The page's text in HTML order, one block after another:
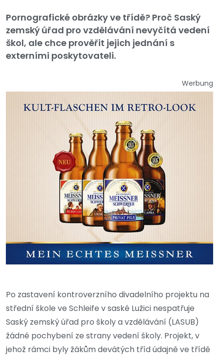
Pornografické obrázky ve třídě? Proč Saský
zemský úřad pro vzdělávání nevyčítá vedení
škol, ale chce prověřit jejich jednání s
externími poskytovateli.
Werbung
Po zastavení kontroverzního divadelního projektu na
střední škole ve Schleife v saské Lužici nespatřuje
Saský zemský úřad pro školy a vzdělávání (LASUB)
žádné pochybení ze strany vedení školy. Projekt, v
jehož rámci byly žákům devátých tříd údajně ve třídě